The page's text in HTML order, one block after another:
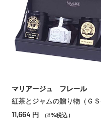
マリアージュ フレール
紅茶とジャムの贈り物（ＧＳ
11,664 円 （8%税込）